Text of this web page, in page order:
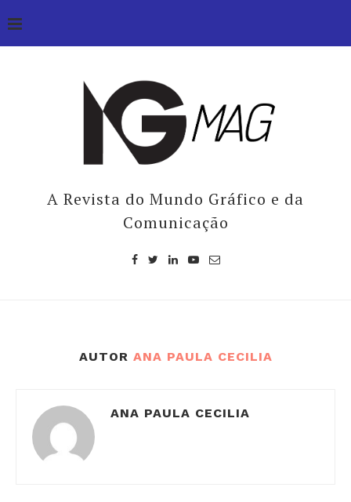
A Revista do Mundo Gráfico e da
Comunicação
AUTOR ANA PAULA CECILIA
ANA PAULA CECILIA